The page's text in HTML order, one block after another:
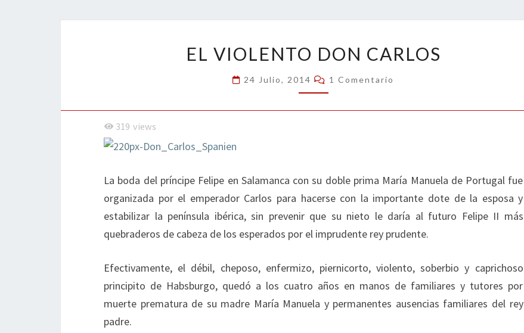
VIOLENTO
DON
CARLOS
EL VIOLENTO DON CARLOS
24 Julio, 2014 Comentarios
1 Comentario
319 views
La boda del príncipe Felipe en Salamanca con su doble prima María Manuela de Portugal fue
organizada por el emperador Carlos para hacerse con la importante dote de la esposa y
estabilizar la península ibérica, sin prevenir que su nieto le daría al futuro Felipe II más
quebraderos de cabeza de los esperados por el imprudente rey prudente.
Efectivamente, el débil, cheposo, enfermizo, piernicorto, violento, soberbio y caprichoso
principito de Habsburgo, quedó a los cuatro años en manos de familiares y tutores por
muerte prematura de su madre María Manuela y permanentes ausencias familiares del rey
padre.